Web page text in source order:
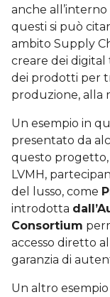
anche all’interno
questi si può
ambito Supply
creare dei digital
dei prodotti per
produzione, alla
Un esempio in
presentato da
questo
LVMH,
del lusso, come
introdotta
Consortium
accesso diretto
garanzia di
Un altro